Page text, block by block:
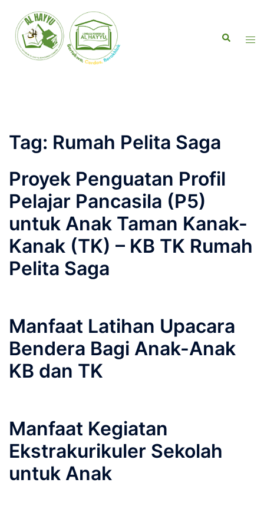
Tag: Rumah Pelita Saga
Proyek Penguatan Profil
Pelajar Pancasila (P5)
untuk Anak Taman Kanak-
Kanak (TK) – KB TK Rumah
Pelita Saga
Manfaat Latihan Upacara
Bendera Bagi Anak-Anak
KB dan TK
Manfaat Kegiatan
Ekstrakurikuler Sekolah
untuk Anak